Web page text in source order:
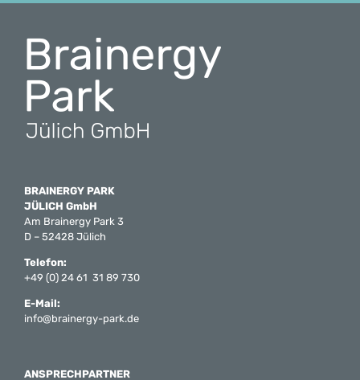
BRAINERGY PARK
JÜLICH GmbH
Am Brainergy Park 3
D – 52428 Jülich
Telefon:
+49 (0) 24 61 31 89 730
E-Mail:
info@brainergy-park.de
ANSPRECHPARTNER